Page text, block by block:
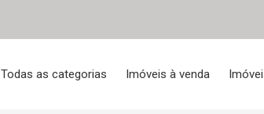
Todas as categorias Imóveis à venda